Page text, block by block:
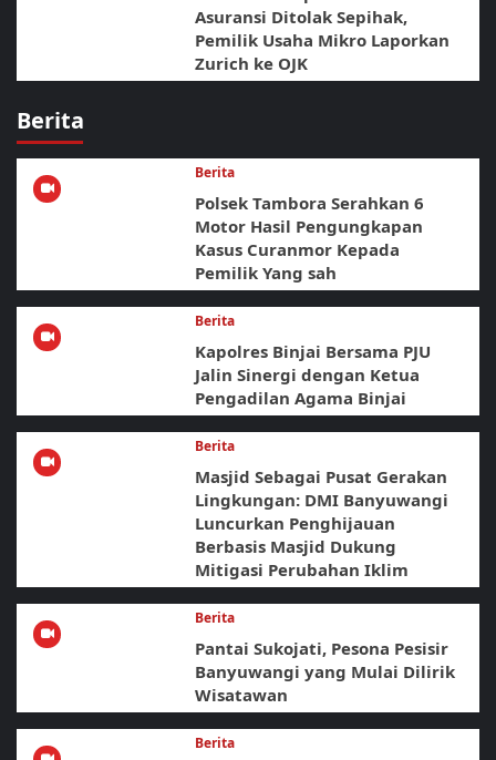
Asuransi Ditolak Sepihak,
Pemilik Usaha Mikro Laporkan
Zurich ke OJK
Berita
Berita
Polsek Tambora Serahkan 6
Motor Hasil Pengungkapan
Kasus Curanmor Kepada
Pemilik Yang sah
Berita
Kapolres Binjai Bersama PJU
Jalin Sinergi dengan Ketua
Pengadilan Agama Binjai
Berita
Masjid Sebagai Pusat Gerakan
Lingkungan: DMI Banyuwangi
Luncurkan Penghijauan
Berbasis Masjid Dukung
Mitigasi Perubahan Iklim
Berita
Pantai Sukojati, Pesona Pesisir
Banyuwangi yang Mulai Dilirik
Wisatawan
Berita